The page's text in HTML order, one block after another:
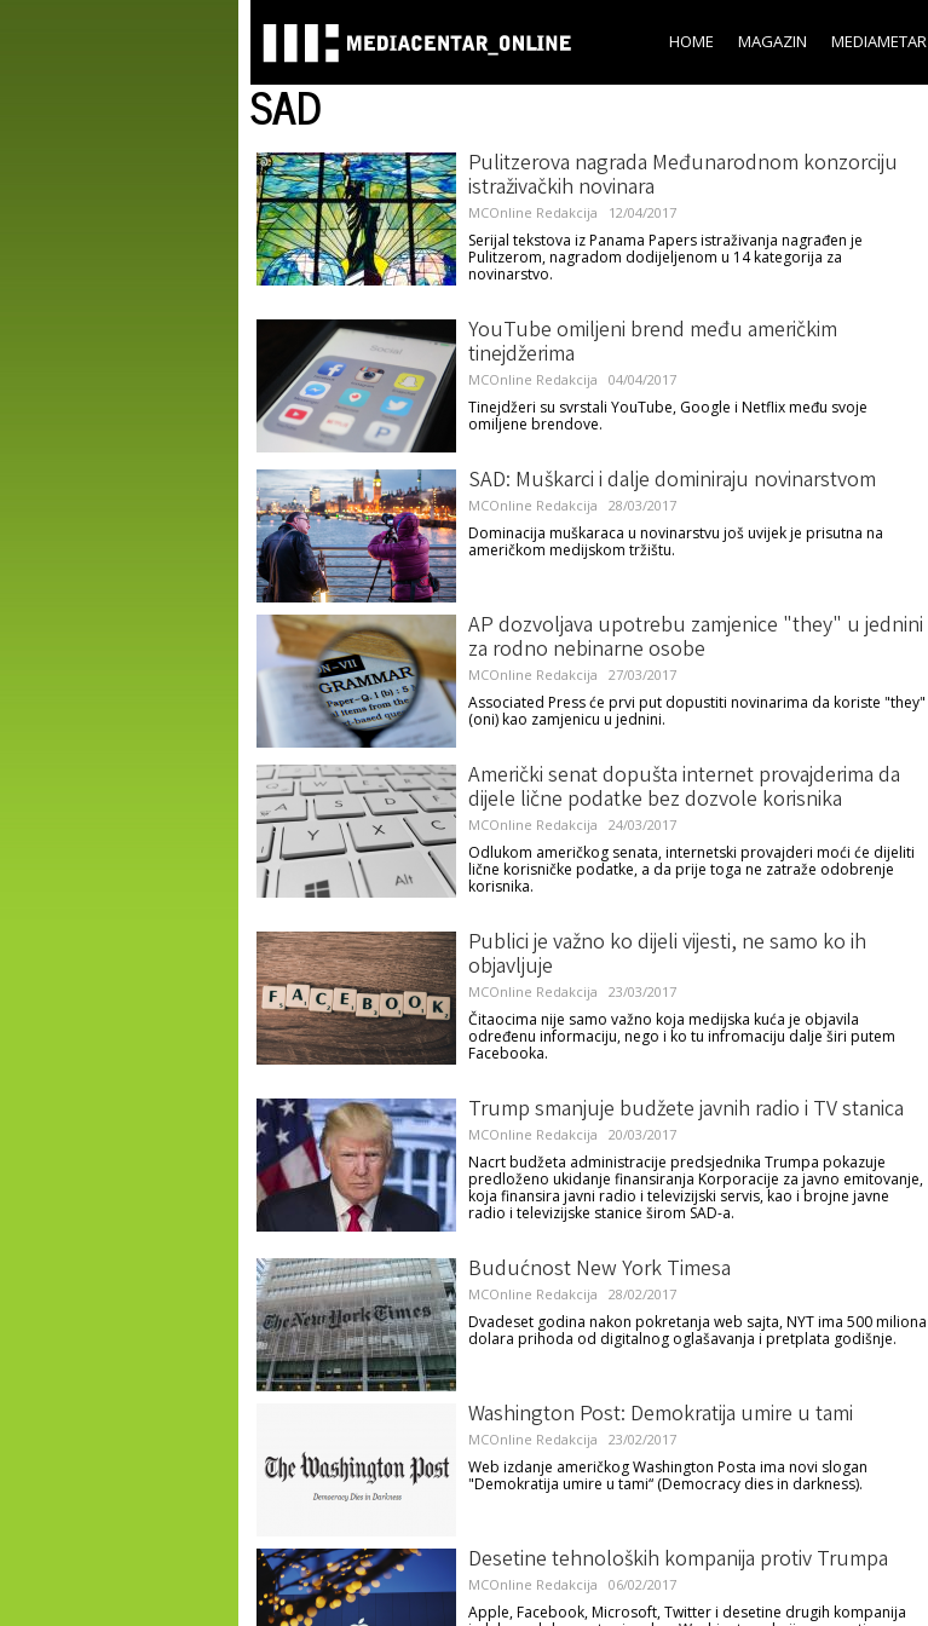
main
content
HOME MAGAZIN MEDIAMETAR
SAD
Pulitzerova nagrada Međunarodnom konzorciju
istraživačkih novinara
MCOnline Redakcija 12/04/2017
Serijal tekstova iz Panama Papers istraživanja nagrađen je
Pulitzerom, nagradom dodijeljenom u 14 kategorija za
novinarstvo.
YouTube omiljeni brend među američkim
tinejdžerima
MCOnline Redakcija 04/04/2017
Tinejdžeri su svrstali YouTube, Google i Netflix među svoje
omiljene brendove.
SAD: Muškarci i dalje dominiraju novinarstvom
MCOnline Redakcija 28/03/2017
Dominacija muškaraca u novinarstvu još uvijek je prisutna na
američkom medijskom tržištu.
AP dozvoljava upotrebu zamjenice "they" u jednini
za rodno nebinarne osobe
MCOnline Redakcija 27/03/2017
Associated Press će prvi put dopustiti novinarima da koriste "they"
(oni) kao zamjenicu u jednini.
Američki senat dopušta internet provajderima da
dijele lične podatke bez dozvole korisnika
MCOnline Redakcija 24/03/2017
Odlukom američkog senata, internetski provajderi moći će dijeliti
lične korisničke podatke, a da prije toga ne zatraže odobrenje
korisnika.
Publici je važno ko dijeli vijesti, ne samo ko ih
objavljuje
MCOnline Redakcija 23/03/2017
Čitaocima nije samo važno koja medijska kuća je objavila
određenu informaciju, nego i ko tu infromaciju dalje širi putem
Facebooka.
Trump smanjuje budžete javnih radio i TV stanica
MCOnline Redakcija 20/03/2017
Nacrt budžeta administracije predsjednika Trumpa pokazuje
predloženo ukidanje finansiranja Korporacije za javno emitovanje,
koja finansira javni radio i televizijski servis, kao i brojne javne
radio i televizijske stanice širom SAD-a.
Budućnost New York Timesa
MCOnline Redakcija 28/02/2017
Dvadeset godina nakon pokretanja web sajta, NYT ima 500 miliona
dolara prihoda od digitalnog oglašavanja i pretplata godišnje.
Washington Post: Demokratija umire u tami
MCOnline Redakcija 23/02/2017
Web izdanje američkog Washington Posta ima novi slogan
"Demokratija umire u tami“ (Democracy dies in darkness).
Desetine tehnoloških kompanija protiv Trumpa
MCOnline Redakcija 06/02/2017
Apple, Facebook, Microsoft, Twitter i desetine drugih kompanija